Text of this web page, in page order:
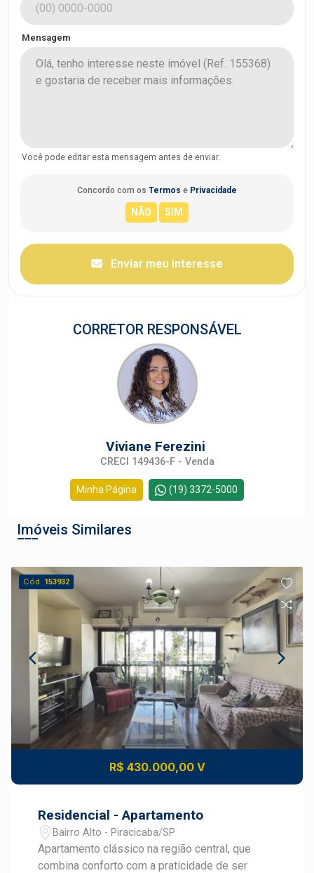
Mensagem
Você pode editar esta mensagem antes de enviar.
Concordo com os Termos e Privacidade
Enviar meu interesse
CORRETOR RESPONSÁVEL
Viviane Ferezini
CRECI 149436-F - Venda
Minha Página (19) 3372-5000
Imóveis Similares
Cód. 153932
R$ 430.000,00 V
Residencial - Apartamento
Bairro Alto - Piracicaba/SP
Apartamento clássico na região central, que
combina conforto com a praticidade de ser